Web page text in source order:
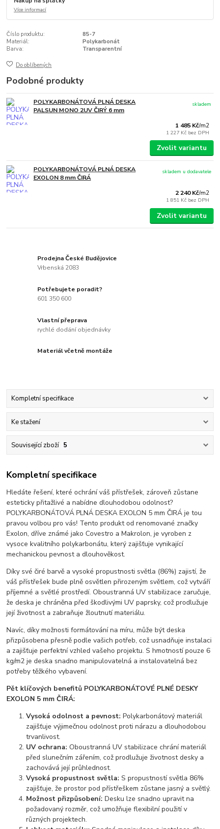
Více informací
Číslo produktu:
85-7
Materiál:
Polykarbonát
Barva:
Transparentní
Do oblíbených
Podobné produkty
POLYKARBONÁTOVÁ PLNÁ DESKA
PALSUN MONO 2UV ČIRÝ 6 mm
1 485 Kč/m2
1 227 Kč bez DPH
skladem
Zvolit variantu
POLYKARBONÁTOVÁ PLNÁ DESKA
EXOLON 8 mm ČIRÁ
2 240 Kč/m2
1 851 Kč bez DPH
skladem u dodavatele
Zvolit variantu
Prodejna České Budějovice
Vrbenská 2083
Potřebujete poradit?
601 350 600
Vlastní přeprava
rychlé dodání objednávky
Materiál včetně montáže
Kompletní specifikace
Ke stažení
Související zboží 5
Kompletní specifikace
Hledáte řešení, které ochrání váš přístřešek, zároveň zůstane
esteticky přitažlivé a nabídne dlouhodobou odolnost?
POLYKARBONÁTOVÁ PLNÁ DESKA EXOLON 5 mm ČIRÁ je tou
pravou volbou pro vás! Tento produkt od renomované značky
Exolon, dříve známé jako Covestro a Makrolon, je vyroben z
vysoce kvalitního polykarbonátu, který zajišťuje vynikající
mechanickou pevnost a dlouhověkost.
Díky své čiré barvě a vysoké propustnosti světla (86%) zajistí, že
váš přístřešek bude plně osvětlen přirozeným světlem, což vytváří
příjemné a světlé prostředí. Oboustranná UV stabilizace zaručuje,
že deska je chráněna před škodlivými UV paprsky, což prodlužuje
její životnost a zabraňuje žloutnutí materiálu.
Navíc, díky možnosti formátování na míru, může být deska
přizpůsobena přesně podle vašich potřeb, což usnadňuje instalaci
a zajišťuje perfektní vzhled vašeho projektu. S hmotností pouze 6
kg/m2 je deska snadno manipulovatelná a instalovatelná bez
potřeby těžkého vybavení.
Pět klíčových benefitů POLYKARBONÁTOVÉ PLNÉ DESKY
EXOLON 5 mm ČIRÁ:
Vysoká odolnost a pevnost: Polykarbonátový materiál
zajišťuje výjimečnou odolnost proti nárazu a dlouhodobou
trvanlivost.
UV ochrana: Oboustranná UV stabilizace chrání materiál
před slunečním zářením, což prodlužuje životnost desky a
zachovává její průhlednost.
Vysoká propustnost světla: S propustností světla 86%
zajišťuje, že prostor pod přístřeškem zůstane jasný a světlý.
Možnost přizpůsobení: Desku lze snadno upravit na
požadovaný rozměr, což umožňuje flexibilní použití v
různých projektech.